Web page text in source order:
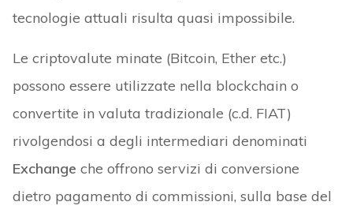
tecnologie attuali risulta quasi impossibile.
Le criptovalute minate (Bitcoin, Ether etc.)
possono essere utilizzate nella blockchain o
convertite in valuta tradizionale (c.d. FIAT)
rivolgendosi a degli intermediari denominati
Exchange che offrono servizi di conversione
dietro pagamento di commissioni, sulla base del